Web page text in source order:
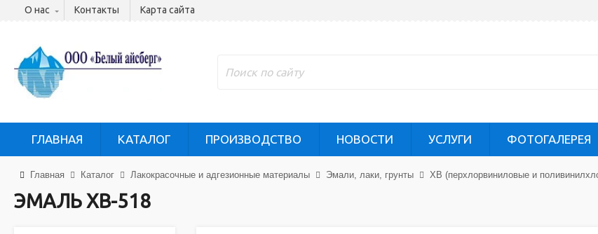
О нас Контакты Карта сайта
ГЛАВНАЯ КАТАЛОГ ПРОИЗВОДСТВО НОВОСТИ УСЛУГИ ФОТОГАЛЕРЕЯ
Главная Каталог Лакокрасочные и адгезионные материалы Эмали, лаки, грунты ХВ (перхлорвиниловые и
ЭМАЛЬ ХВ-518